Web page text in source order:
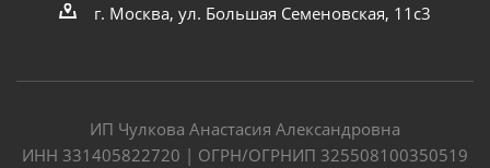
г. Москва, ул. Большая Семеновская, 11с3
ИП Чулкова Анастасия Александровна
ИНН 331405822720 | ОГРН/ОГРНИП 325508100350519